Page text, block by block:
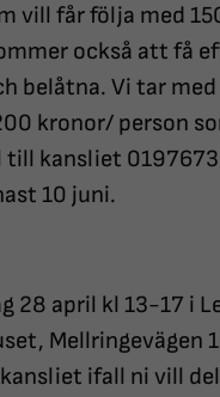
vill får följa med
också att få
belåtna. Vi tar
kronor/ person
kansliet
10 juni.
28 april kl 13-17 i
Mellringevägen
ifall ni vill